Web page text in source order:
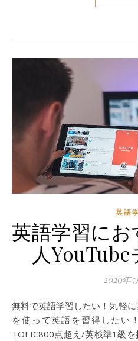
英語
英語学習に
人
2020年5
無料で英語学習したい！気軽に英語が勉強したい！YouTube
を使って英語を習得したい
TOEIC800点超え/英検準1級